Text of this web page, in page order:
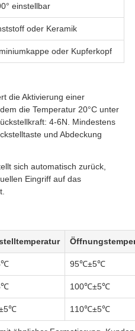
einstellbar
oder Keramik
oder Kupferkopf
die Aktivierung einer
die Temperatur 20°C unter
4-6N. Mindestens
und Abdeckung
sich automatisch zurück,
Eingriff auf das
95℃±5℃
100℃±5℃
110℃±5℃